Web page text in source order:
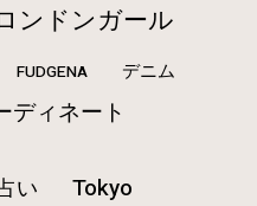
ンドンガール
FUDGENA デニム
ディネート
い Tokyo